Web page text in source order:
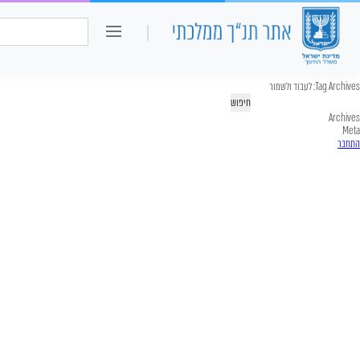
חיפוש:
כיתה ו
Tag Archives: לעבוד ולשמור
Archives
Meta
התחבר